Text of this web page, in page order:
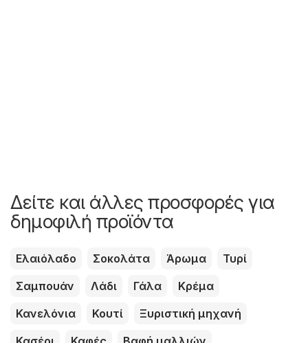
Δείτε και άλλες προσφορές για
δημοφιλή προϊόντα
Ελαιόλαδο Σοκολάτα Άρωμα
Τυρί
Σαμπουάν
Λάδι Γάλα
Κρέμα
Κανελόνια
Κουτί
Ξυριστική μηχανή